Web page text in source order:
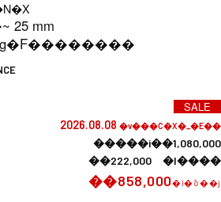
25 mm
��������
SALE
2026.08.08 �v���C�X�_�E��
�����i��1,080,000
��222,000 �l����
��858,000�i�ō��j